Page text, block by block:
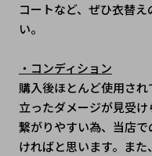
コートなど、ぜひ衣替
い。
・コンディション
購入後ほとんど使用さ
立ったダメージが見受
繋がりやすい為、当店
ければと思います。ま